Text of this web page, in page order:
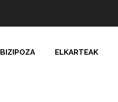
BIZIPOZA ELKARTEAK